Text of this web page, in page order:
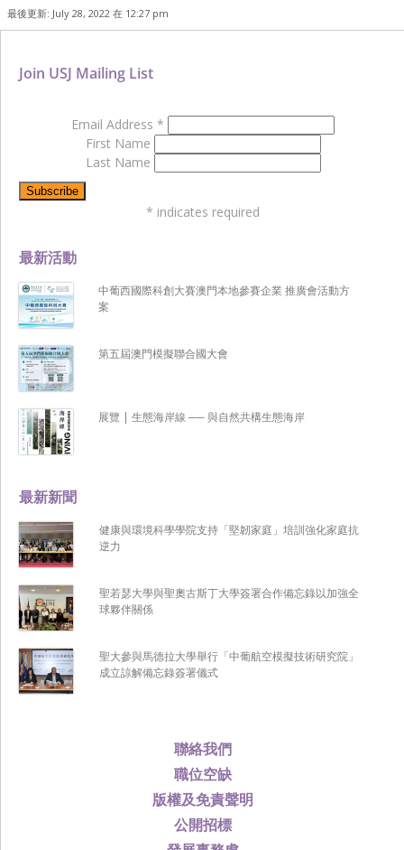
最後更新: July 28, 2022 在 12:27 pm
聯絡我們
職位空缺
版權及免責聲明
公開招標
最新新聞
健康與環境科學學院支持「堅韌家庭」培訓強化家庭抗
逆力
聖若瑟大學與聖奧古斯丁大學簽署合作備忘錄以加強全
球夥伴關係
聖大參與馬德拉大學舉行「中葡航空模擬技術研究院」
成立諒解備忘錄簽署儀式
最新活動
中葡西國際科創大賽澳門本地參賽企業 推廣會活動方
案
第五屆澳門模擬聯合國大會
展覽 | 生態海岸線 ── 與自然共構生態海岸
Join USJ Mailing List
Email Address *
First Name
Last Name
* indicates required